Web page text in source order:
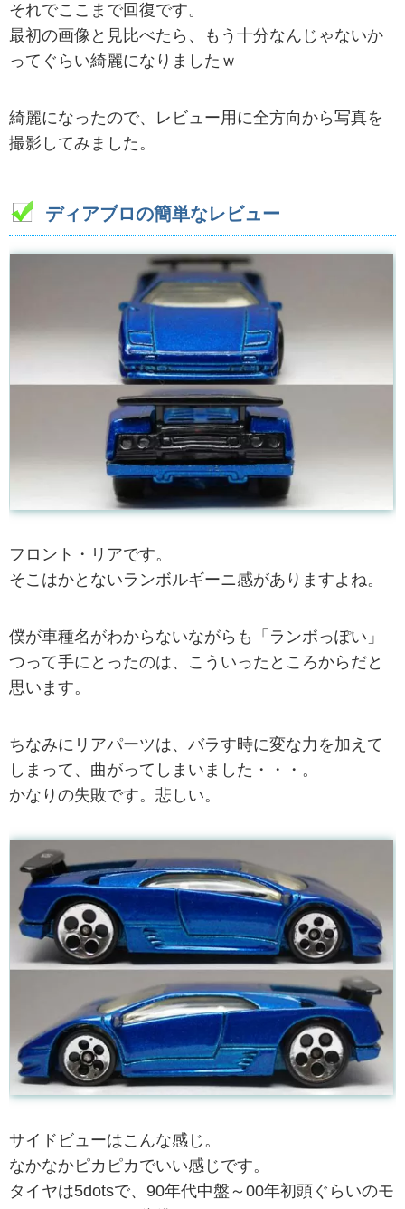
それでここまで回復です。
最初の画像と見比べたら、もう十分なんじゃないか
ってぐらい綺麗になりましたｗ
綺麗になったので、レビュー用に全方向から写真を
撮影してみました。
ディアブロの簡単なレビュー
フロント・リアです。
そこはかとないランボルギーニ感がありますよね。
僕が車種名がわからないながらも「ランボっぽい」
つって手にとったのは、こういったところからだと
思います。
ちなみにリアパーツは、バラす時に変な力を加えて
しまって、曲がってしまいました・・・。
かなりの失敗です。悲しい。
サイドビューはこんな感じ。
なかなかピカピカでいい感じです。
タイヤは5dotsで、90年代中盤～00年初頭ぐらいのモ